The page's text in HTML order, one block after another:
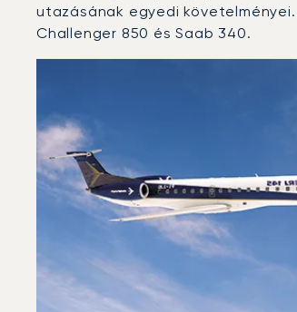
utazásának egyedi
Challenger 850 és Saab 340.
Temesvári Traian Vuia Nemzetközi
Hatótávolság (NM)